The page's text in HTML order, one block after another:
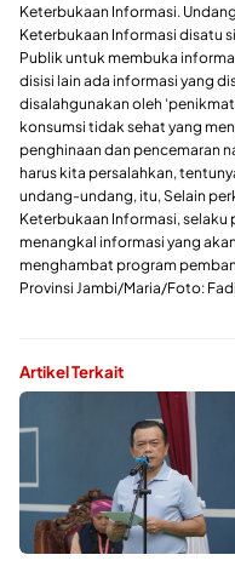
Keterbukaan Informasi.
Keterbukaan Informasi disatu
Publik untuk membuka
disisi lain ada informasi yang
disalahgunakan oleh
konsumsi tidak sehat yang
penghinaan dan pencemaran
harus kita persalahkan,
undang-undang, itu, Selain
Keterbukaan Informasi,
menangkal informasi yang
menghambat program
Provinsi Jambi/Maria/Foto:
Artikel Terkait